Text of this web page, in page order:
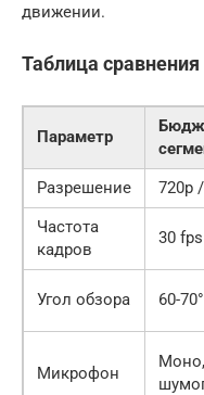
движении.
Таблица
Параметр
Разрешение
720p
Частота
кадров
30 fps
Угол обзора 60-70°
Микрофон